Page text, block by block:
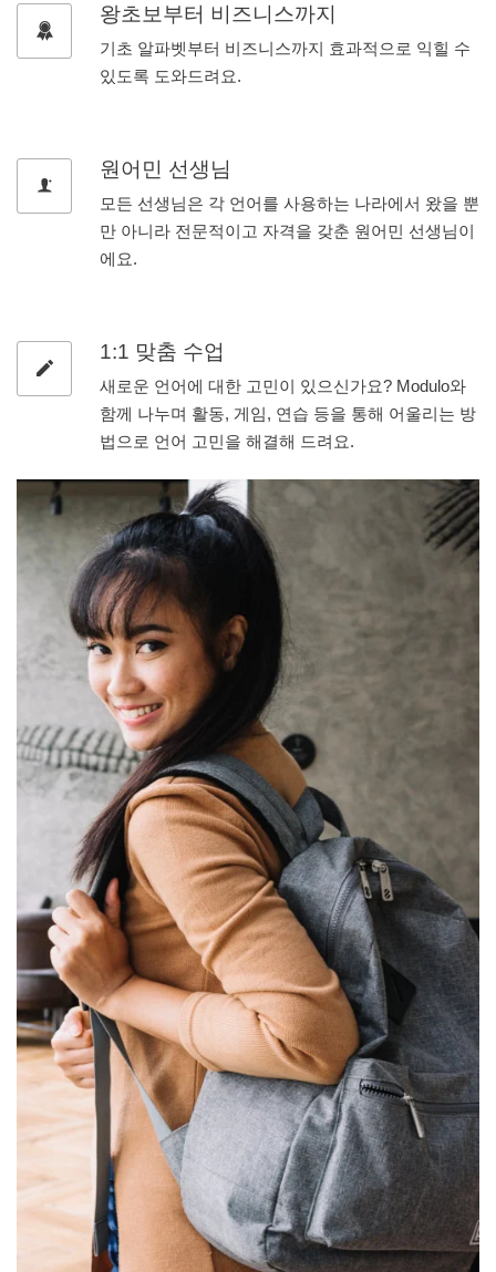
왕초보부터 비즈니스까지
기초 알파벳부터 비즈니스까지 효과적으로 익힐 수
있도록 도와드려요.
원어민 선생님
모든 선생님은 각 언어를 사용하는 나라에서 왔을 뿐
만 아니라 전문적이고 자격을 갖춘 원어민 선생님이
에요.
1:1 맞춤 수업
새로운 언어에 대한 고민이 있으신가요? Modulo와
함께 나누며 활동, 게임, 연습 등을 통해 어울리는 방
법으로 언어 고민을 해결해 드려요.